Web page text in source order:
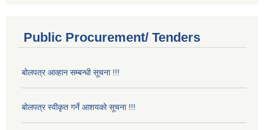
Public Procurement/ Tenders
बोलपत्र आव्हान सम्बन्धी सूचना !!!
बोलपत्र स्वीकृत गर्ने आशयको सूचना !!!